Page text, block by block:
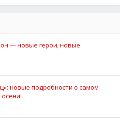
— новые герои, новые
новые подробности о самом